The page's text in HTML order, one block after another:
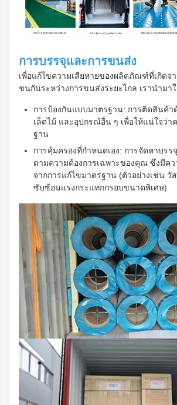
เขาให้
พนักงานมี
เซฟ, พื้นที่
ทํางานที่
มั่นคงและไม่
รักษา
การบรรจุและการขนส่ง
เพื่อแก้ไขความเสียหายของผลิตภัณฑ์ที่เกิดจ
ชนกันระหว่างการขนส่งระยะไกล เรานํามา
การป้องกันแบบมาตรฐาน: การติดสินค้า
เล็ตไม้ และอุปกรณ์อื่น ๆ เพื่อให้แน่ใจว่
ฐาน
การคุ้มครองที่กําหนดเอง: การจัดหาบร
ตามความต้องการเฉพาะของคุณ ซึ่งมีคว
จากการแก้ไขมาตรฐาน (ตัวอย่างเช่น วั
ซับซ้อนแรงกระแทกกรอบขนาดพิเศษ)